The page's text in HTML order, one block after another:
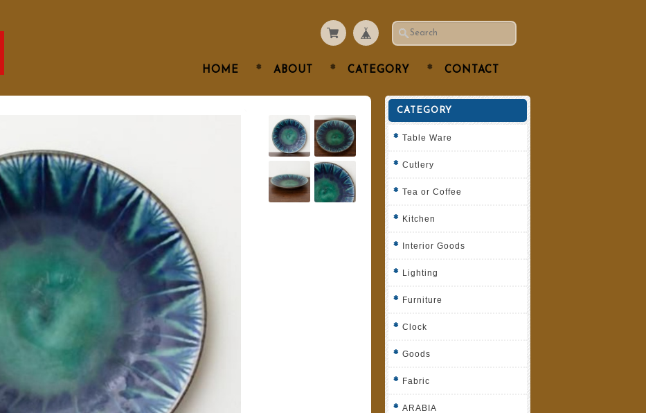
HOME ABOUT CATEGORY CONTACT
CATEGORY
Table Ware
Cutlery
Tea or Coffee
Kitchen
Interior Goods
Lighting
Furniture
Clock
Goods
Fabric
ARABIA